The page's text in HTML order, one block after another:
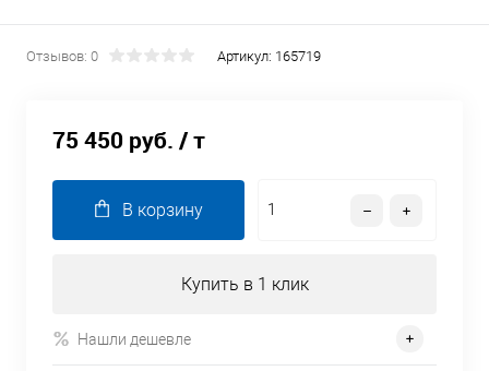
Отзывов: 0 Артикул: 165719
75 450 руб. / т
В корзину
Купить в 1 клик
Нашли дешевле